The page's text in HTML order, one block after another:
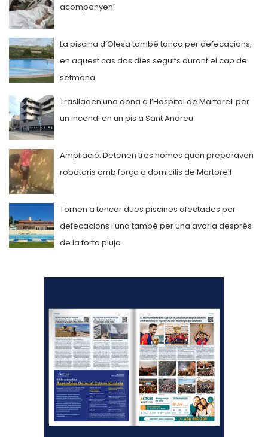
acompanyen’
La piscina d’Olesa també tanca per defecacions,
en aquest cas dos dies seguits durant el cap de
setmana
Traslladen una dona a l’Hospital de Martorell per
un incendi en un pis a Sant Andreu
Ampliació: Detenen tres homes quan preparaven
robatoris amb força a domicilis de Martorell
Tornen a tancar dues piscines afectades per
defecacions i una també per una avaria després
de la forta pluja